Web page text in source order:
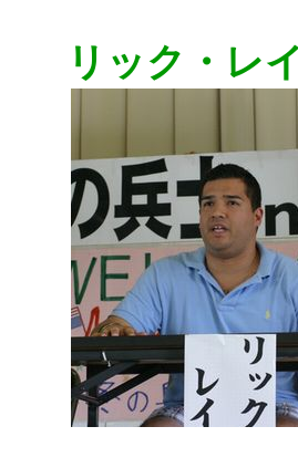
リック・レ